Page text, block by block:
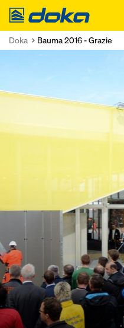
Doka
Doka Bauma 2016 - Grazie